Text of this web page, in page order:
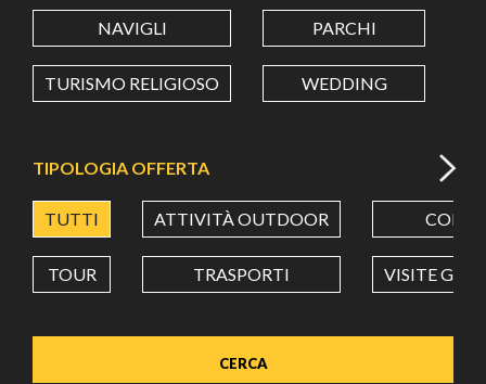
LONGITUDINE
Value in decimal degrees. Use dot (.) as decimal separator.
NAVIGLI PARCHI
TURISMO RELIGIOSO WEDDING
TIPOLOGIA OFFERTA
TUTTI ATTIVITÀ OUTDOOR CORSI
TOUR TRASPORTI VISITE